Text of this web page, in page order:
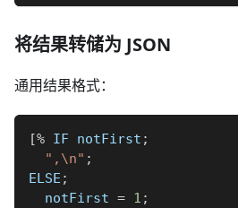
将结果转储为 JSON
通用结果格式：
[% IF notFirst ;
",\n" ;
ELSE ;
  notFirst
= 1 ;